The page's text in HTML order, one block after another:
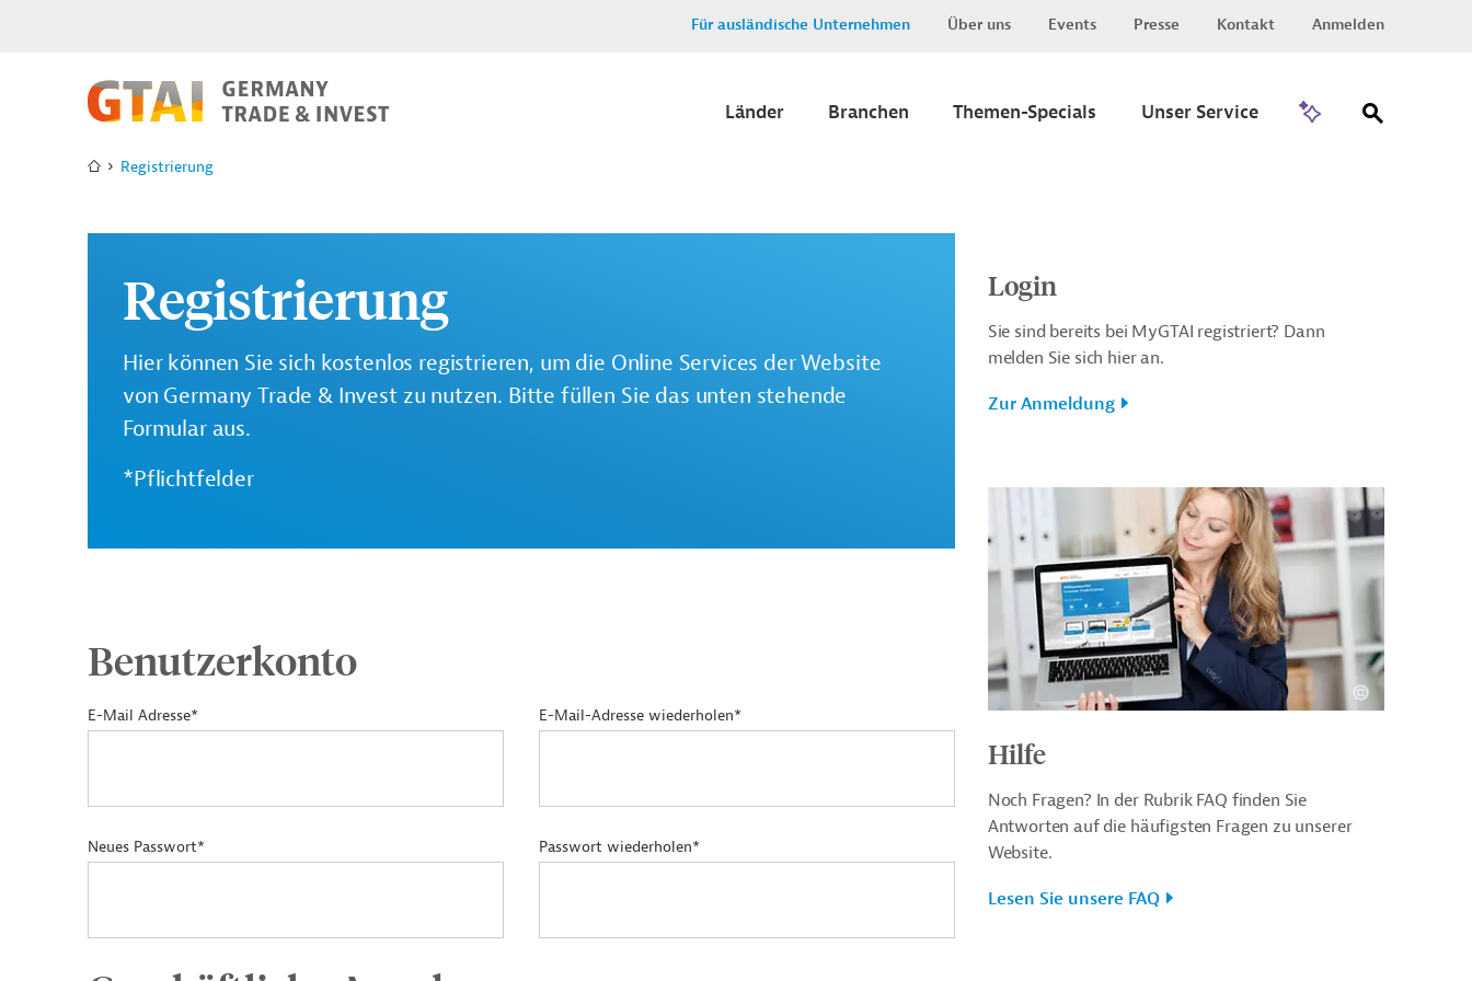
Für ausländische Unternehmen Über uns Events Presse Kontakt Anmelden
Länder Branchen Themen-Specials Unser Service
Registrierung
Registrierung
Hier können Sie sich kostenlos registrieren, um die Online Services der Website
von Germany Trade & Invest zu nutzen. Bitte füllen Sie das unten stehende
Formular aus.
*Pflichtfelder
Benutzerkonto
E-Mail Adresse* E-Mail-Adresse wiederholen*
Neues Passwort* Passwort wiederholen*
Login
Sie sind bereits bei MyGTAI registriert? Dann
melden Sie sich hier an.
Zur Anmeldung
Hilfe
Noch Fragen? In der Rubrik FAQ finden Sie
Antworten auf die häufigsten Fragen zu unserer
Website.
Lesen Sie unsere FAQ